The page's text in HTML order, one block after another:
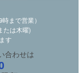
まで営業）
たは木曜)
す
合わせは